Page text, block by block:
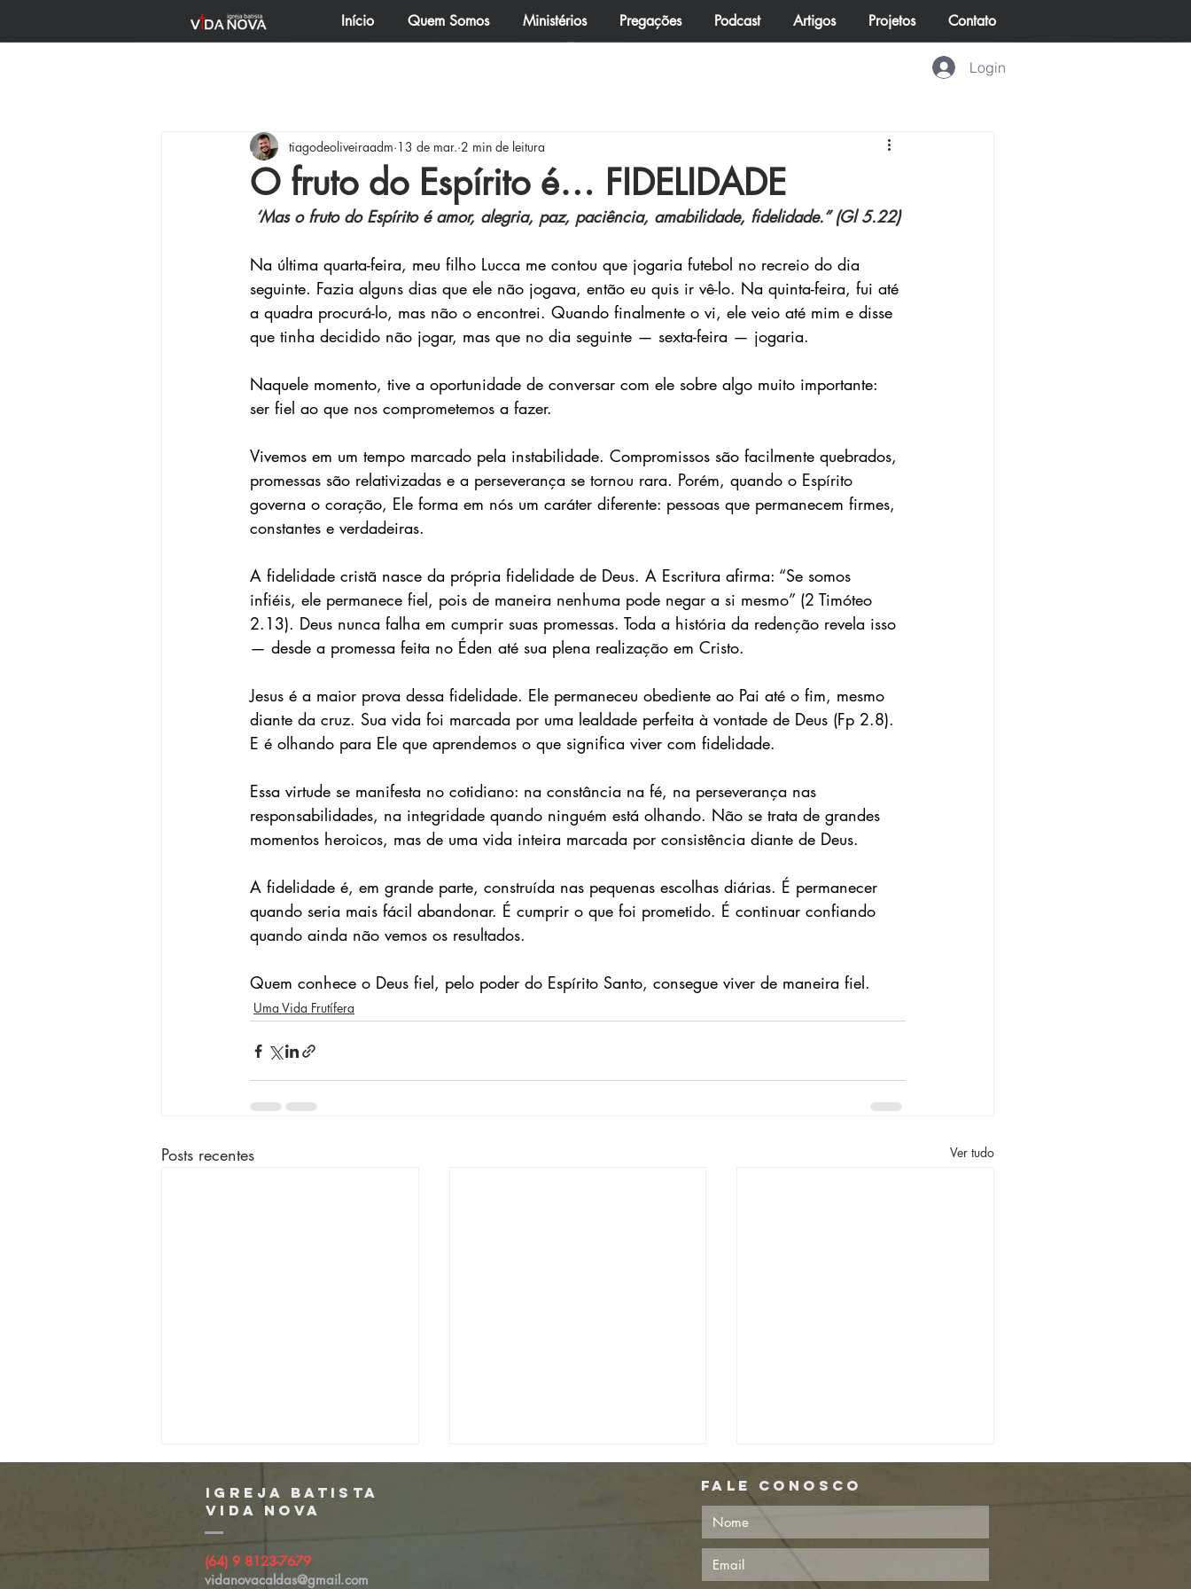
Início Quem Somos Ministérios Pregações Podcast Artigos Projetos Contato
Login
ENTRE PASTOS E VALES Uma Vida Frutífera
O fruto do Espírito é… FIDELIDADE
tiagodeoliveiraadm 13 de mar. 2 min de leitura
‘Mas o fruto do Espírito é amor, alegria, paz, paciência, amabilidade, fidelidade.” (Gl 5.22)
Na última quarta-feira, meu filho Lucca me contou que jogaria futebol no recreio do dia
seguinte. Fazia alguns dias que ele não jogava, então eu quis ir vê-lo. Na quinta-feira, fui até
a quadra procurá-lo, mas não o encontrei. Quando finalmente o vi, ele veio até mim e disse
que tinha decidido não jogar, mas que no dia seguinte — sexta-feira — jogaria.
Naquele momento, tive a oportunidade de conversar com ele sobre algo muito importante:
ser fiel ao que nos comprometemos a fazer.
Vivemos em um tempo marcado pela instabilidade. Compromissos são facilmente quebrados,
promessas são relativizadas e a perseverança se tornou rara. Porém, quando o Espírito
governa o coração, Ele forma em nós um caráter diferente: pessoas que permanecem firmes,
constantes e verdadeiras.
A fidelidade cristã nasce da própria fidelidade de Deus. A Escritura afirma: “Se somos
infiéis, ele permanece fiel, pois de maneira nenhuma pode negar a si mesmo” (2 Timóteo
2.13). Deus nunca falha em cumprir suas promessas. Toda a história da redenção revela isso
— desde a promessa feita no Éden até sua plena realização em Cristo.
Jesus é a maior prova dessa fidelidade. Ele permaneceu obediente ao Pai até o fim, mesmo
diante da cruz. Sua vida foi marcada por uma lealdade perfeita à vontade de Deus (Fp 2.8).
E é olhando para Ele que aprendemos o que significa viver com fidelidade.
Essa virtude se manifesta no cotidiano: na constância na fé, na perseverança nas
responsabilidades, na integridade quando ninguém está olhando. Não se trata de grandes
momentos heroicos, mas de uma vida inteira marcada por consistência diante de Deus.
A fidelidade é, em grande parte, construída nas pequenas escolhas diárias. É permanecer
quando seria mais fácil abandonar. É cumprir o que foi prometido. É continuar confiando
quando ainda não vemos os resultados.
Quem conhece o Deus fiel, pelo poder do Espírito Santo, consegue viver de maneira fiel.
Uma Vida Frutífera
Posts recentes Ver tudo
igreja batista
vida nova
(64) 9 8123-7679
vidanovacaldas@gmail.com
fale conosco